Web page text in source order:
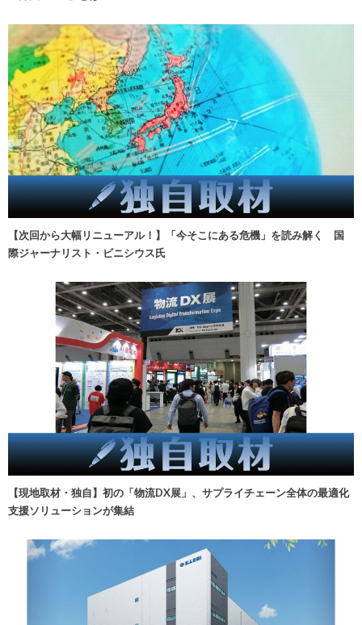
【次回から大幅リニューアル！】「今そこにある危機」を読み解く 国
際ジャーナリスト・ビニシウス氏
【現地取材・独自】初の「物流DX展」、サプライチェーン全体の最適化
支援ソリューションが集結